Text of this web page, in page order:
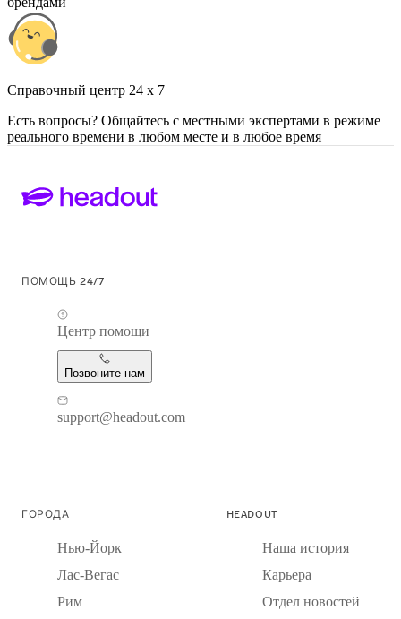
Cправочный центр 24 x 7
Есть вопросы? Общайтесь с местными экспертами в режиме
реального времени в любом месте и в любое время
ПОМОЩЬ 24/7
Центр помощи
Позвоните нам
support@headout.com
ГОРОДА
Нью-Йорк
Лас-Вегас
Рим
HEADOUT
Наша история
Карьера
Отдел новостей